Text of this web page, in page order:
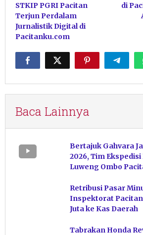
STKIP PGRI Pacitan
Terjun Perdalam
Jurnalistik Digital di
Pacitanku.com
di
Baca Lainnya
Bertajuk Gahvara
2026, Tim
Luweng Ombo
Retribusi Pasar
Inspektorat Pacitan
Juta ke Kas Daerah
Tabrakan Honda